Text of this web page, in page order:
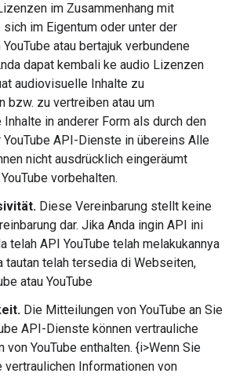
im Zusammenhang mit
sich im Eigentum oder unter der
atau bertajuk verbundene
dapat kembali ke audio Lizenzen
audiovisuelle Inhalte zu
bzw. zu vertreiben atau um
in anderer Form als durch den
YouTube API-Dienste in übereins Alle
nicht ausdrücklich eingeräumt
vorbehalten.
Diese Vereinbarung stellt keine
dar. Jika Anda ingin API ini
telah API YouTube telah melakukannya
tautan telah tersedia di Webseiten,
atau YouTube
Die Mitteilungen von YouTube an Sie
API-Dienste können vertrauliche
von YouTube enthalten. {i>Wenn Sie
vertraulichen Informationen von